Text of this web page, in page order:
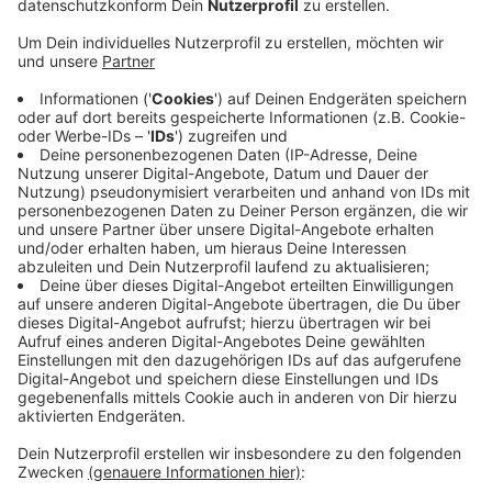
Anzeige
Ihr Ticket ist dann an den Ferienwochenenden für
unbegrenzte Fahrten in allen Nahverkehrsmitteln in
ganz NRW gültig. Alle Abotickets gelten im Zeitraum
vom 27. Juni bis einschließlich 9. August an Samstagen
und Sonntagen in den Sommerferien in NRW ganztägig
und NRW-weit. In diese Sommerferien-Aktion
eingeschlossen sind auch die Kunden, die während des
Aktionszeitraums ein neues Abonnement abschließen.
Dabei ist es möglich mit der gesamten Familie durch
ganz NRW zu reisen. Das Angebot gilt für den
Ticketinhaber und vier weitere Personen.